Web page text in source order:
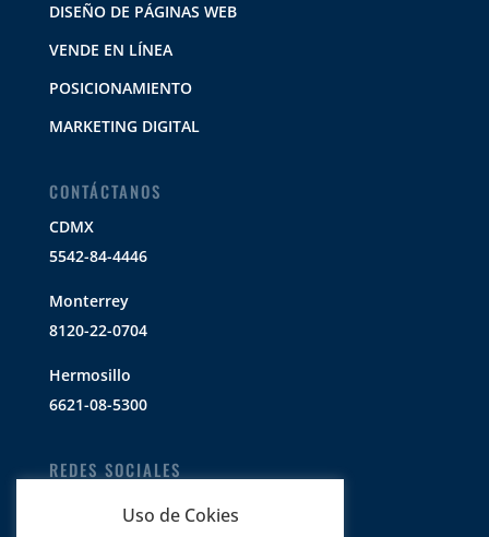
DISEÑO DE PÁGINAS WEB
VENDE EN LÍNEA
POSICIONAMIENTO
MARKETING DIGITAL
CONTÁCTANOS
CDMX
5542-84-4446
Monterrey
8120-22-0704
Hermosillo
6621-08-5300
REDES SOCIALES
@IntegrarMxUso de Cokies